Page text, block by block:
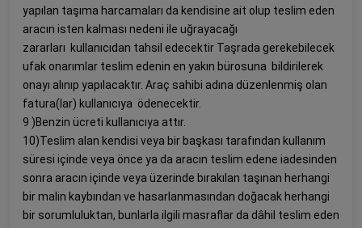
yapılan taşıma harcamaları da kendisine ait olup teslim eden
aracın isten kalması nedeni ile uğrayacağı
zararları kullanıcıdan tahsil edecektir Taşrada gerekebilecek
ufak onarımlar teslim edenin en yakın bürosuna bildirilerek
onayı alınıp yapılacaktır. Araç sahibi adına düzenlenmiş olan
fatura(lar) kullanıcıya ödenecektir.
9 )Benzin ücreti kullanıcıya attır.
10)Teslim alan kendisi veya bir başkası tarafından kullanım
süresi içinde veya önce ya da aracın teslim edene iadesinden
sonra aracın içinde veya üzerinde bırakılan taşınan herhangi
bir malin kaybından ve hasarlanmasından doğacak herhangi
bir sorumluluktan, bunlarla ilgili masraflar da dâhil teslim eden